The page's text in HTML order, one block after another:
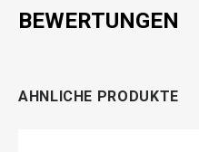
BEWERTUNGEN
AHNLICHE PRODUKTE